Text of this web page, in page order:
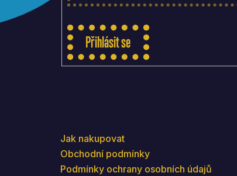
Přihlásit se
Jak nakupovat
Obchodní podmínky
Podmínky ochrany osobních údajů